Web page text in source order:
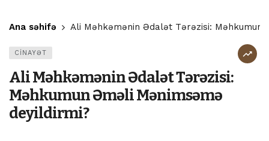
Ana səhifə Ali Məhkəmənin Ədalət Tərəzisi: Məhkumun
CİNAYƏT
Ali Məhkəmənin Ədalət Tərəzisi:
Məhkumun Əməli Mənimsəmə
deyildirmi?